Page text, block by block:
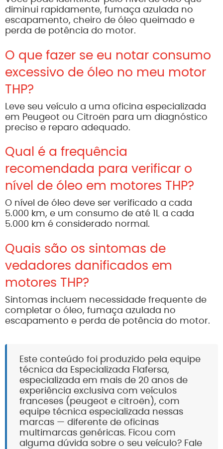
diminui rapidamente, fumaça azulada no
escapamento, cheiro de óleo queimado e
perda de potência do motor.
O que fazer se eu notar consumo
excessivo de óleo no meu motor
THP?
Leve seu veículo a uma oficina especializada
em Peugeot ou Citroën para um diagnóstico
preciso e reparo adequado.
Qual é a frequência
recomendada para verificar o
nível de óleo em motores THP?
O nível de óleo deve ser verificado a cada
5.000 km, e um consumo de até 1L a cada
5.000 km é considerado normal.
Quais são os sintomas de
vedadores danificados em
motores THP?
Sintomas incluem necessidade frequente de
completar o óleo, fumaça azulada no
escapamento e perda de potência do motor.
Este conteúdo foi produzido pela equipe
técnica da Especializada Flafersa,
especializada em mais de 20 anos de
experiência exclusiva com veículos
franceses (peugeot e citroën), com
equipe técnica especializada nessas
marcas — diferente de oficinas
multimarcas genéricas. Ficou com
alguma dúvida sobre o seu veículo? Fale